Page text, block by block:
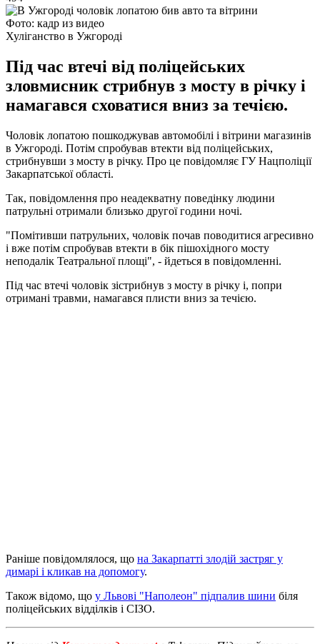
Фото: кадр из видео
Хуліганство в Ужгороді
Під час втечі від поліцейських
зловмисник стрибнув з мосту в річку і
намагався сховатися вниз за течією.
Чоловік лопатою пошкоджував автомобілі і вітрини магазинів
в Ужгороді. Потім спробував втекти від поліцейських,
стрибнувши з мосту в річку. Про це повідомляє ГУ Нацполіції
Закарпатської області.
Так, повідомлення про неадекватну поведінку людини
патрульні отримали близько другої години ночі.
"Помітивши патрульних, чоловік почав поводитися агресивно
і вже потім спробував втекти в бік пішохідного мосту
неподалік Театральної площі", - йдеться в повідомленні.
Під час втечі чоловік зістрибнув з мосту в річку і, попри
отримані травми, намагався плисти вниз за течією.
Раніше повідомлялося, що на Закарпатті злодій застряг у
димарі і кликав на допомогу.
Також відомо, що у Львові "Наполеон" підпалив шини біля
поліцейських відділків і СІЗО.